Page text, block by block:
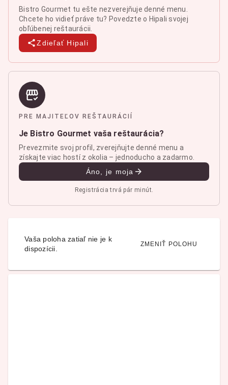
Bistro Gourmet tu ešte nezverejňuje denné menu.
Chcete ho vidieť práve tu? Povedzte o Hipali svojej
obľúbenej reštaurácii.
Zdieľať Hipali
PRE MAJITEĽOV REŠTAURÁCIÍ
Je Bistro Gourmet vaša reštaurácia?
Prevezmite svoj profil, zverejňujte denné menu a
získajte viac hostí z okolia – jednoducho a zadarmo.
Áno, je moja
Registrácia trvá pár minút.
Vaša poloha zatiaľ nie je k
dispozícii.
ZMENIŤ POLOHU